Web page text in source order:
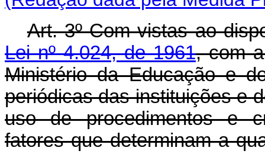
Art. 3º Com vistas ao
Lei nº 4.024, de 1961, com
Ministério da Educação e
periódicas das instituições e
uso de procedimentos e
fatores que determinam a